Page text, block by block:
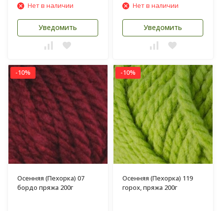
Нет в наличии
Уведомить
Нет в наличии
Уведомить
-10%
Осенняя (Пехорка) 07
бордо пряжа 200г
-10%
Осенняя (Пехорка) 119
горох, пряжа 200г